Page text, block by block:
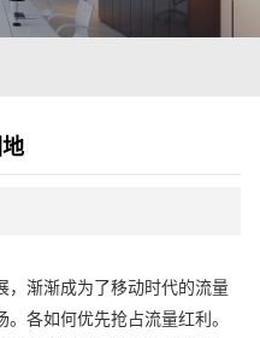
，渐渐成为了移动时代的流量
各如何优先抢占流量红利。